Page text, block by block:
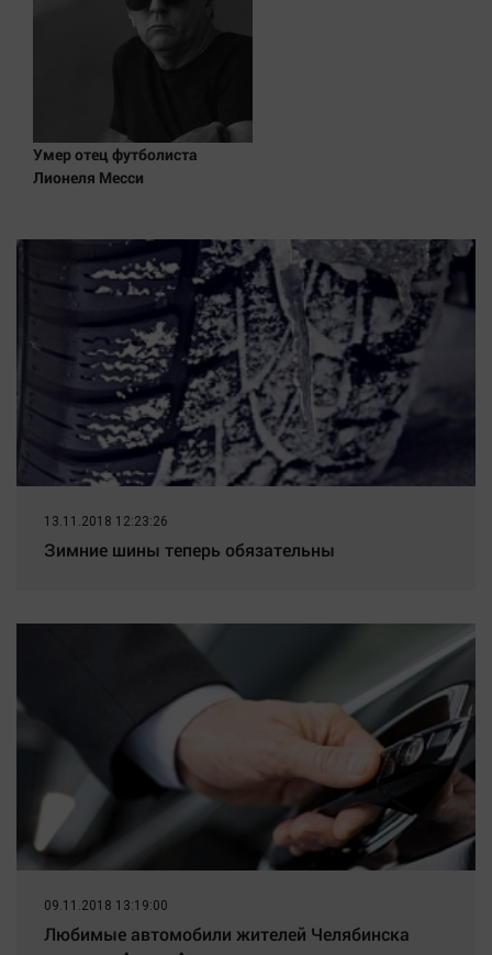
Умер отец футболиста
Лионеля Месси
13.11.2018 12:23:26
Зимние шины теперь обязательны
09.11.2018 13:19:00
Любимые автомобили жителей Челябинска